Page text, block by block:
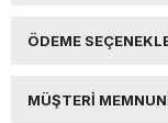
ÖDEME
MÜŞTERI